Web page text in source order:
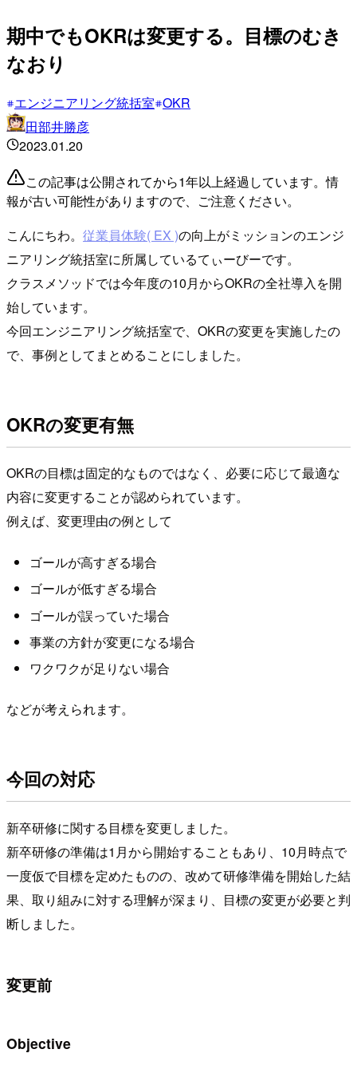
期中でもOKRは変更する。目標のむき
なおり
エンジニアリング統括室 OKR
田部井勝彦
2023.01.20
この記事は公開されてから1年以上経過しています。情
報が古い可能性がありますので、ご注意ください。
こんにちわ。 従業員体験( EX )の向上がミッションのエンジ
ニアリング統括室に所属しているてぃーびーです。
クラスメソッドでは今年度の10月からOKRの全社導入を開
始しています。
今回エンジニアリング統括室で、OKRの変更を実施したの
で、事例としてまとめることにしました。
OKRの変更有無
OKRの目標は固定的なものではなく、必要に応じて最適な
内容に変更することが認められています。
例えば、変更理由の例として
ゴールが高すぎる場合
ゴールが低すぎる場合
ゴールが誤っていた場合
事業の方針が変更になる場合
ワクワクが足りない場合
などが考えられます。
今回の対応
新卒研修に関する目標を変更しました。
新卒研修の準備は1月から開始することもあり、10月時点で
一度仮で目標を定めたものの、改めて研修準備を開始した結
果、取り組みに対する理解が深まり、目標の変更が必要と判
断しました。
変更前
Objective